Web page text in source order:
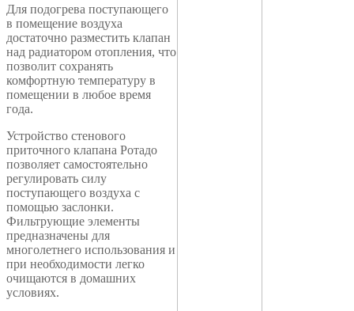
Для подогрева поступающего
в помещение воздуха
достаточно разместить клапан
над радиатором отопления, что
позволит сохранять
комфортную температуру в
помещении в любое время
года.
Устройство стенового
приточного клапана Ротадо
позволяет самостоятельно
регулировать силу
поступающего воздуха с
помощью заслонки.
Фильтрующие элементы
предназначены для
многолетнего использования и
при необходимости легко
очищаются в домашних
условиях.